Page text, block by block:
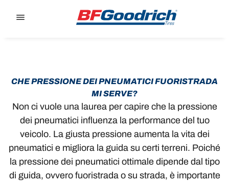
CHE PRESSIONE DEI PNEUMATICI FUORISTRADA
MI SERVE?
‎Non ci vuole una laurea per capire che la pressione
dei pneumatici influenza la performance del tuo
veicolo. La giusta pressione aumenta la vita dei
pneumatici e migliora la guida su certi terreni. Poiché
la pressione dei pneumatici ottimale dipende dal tipo
di guida, ovvero fuoristrada o su strada, è importante